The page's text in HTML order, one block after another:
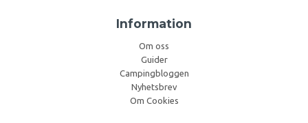
Information
Om oss
Guider
Campingbloggen
Nyhetsbrev
Om Cookies